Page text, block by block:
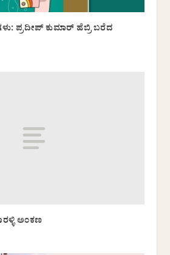
ಪ್ರದೀಪ್ ಕುಮಾರ್ ಹೆಬ್ರಿ ಬರೆದ
ಅಂಕಣ